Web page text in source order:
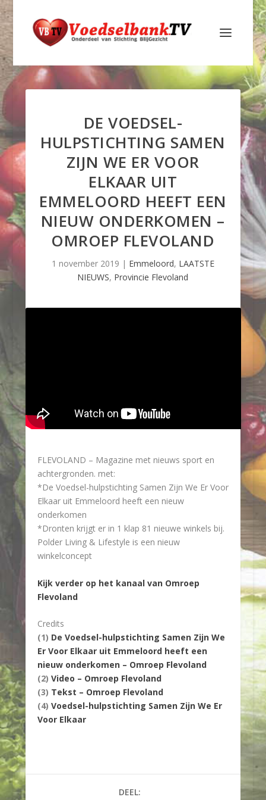
DE VOEDSEL-
HULPSTICHTING SAMEN
ZIJN WE ER VOOR
ELKAAR UIT
EMMELOORD HEEFT EEN
NIEUW ONDERKOMEN –
OMROEP FLEVOLAND
1 november 2019 | Emmeloord, LAATSTE
NIEUWS, Provincie Flevoland
FLEVOLAND – Magazine met nieuws sport en
achtergronden. met:
*De Voedsel-hulpstichting Samen Zijn We Er Voor
Elkaar uit Emmeloord heeft een nieuw
onderkomen
*Dronten krijgt er in 1 klap 81 nieuwe winkels bij.
Polder Living & Lifestyle is een nieuw
winkelconcept
Kijk verder op het kanaal van Omroep
Flevoland
Credits
(1) De Voedsel-hulpstichting Samen Zijn We
Er Voor Elkaar uit Emmeloord heeft een
nieuw onderkomen – Omroep Flevoland
(2) Video – Omroep Flevoland
(3) Tekst – Omroep Flevoland
(4) Voedsel-hulpstichting Samen Zijn We Er
Voor Elkaar
DEEL: